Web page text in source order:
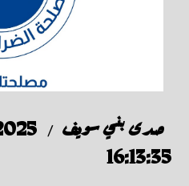
صدى بني سويف /
16:13:35